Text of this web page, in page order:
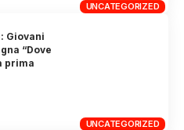
UNCATEGORIZED
UNCATEGORIZED
Giovani
“Dove
prima